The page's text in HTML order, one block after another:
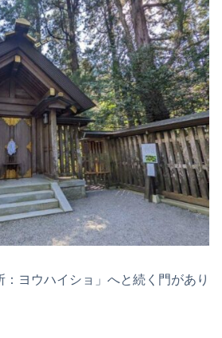
ヨウハイショ」へと続く門があり